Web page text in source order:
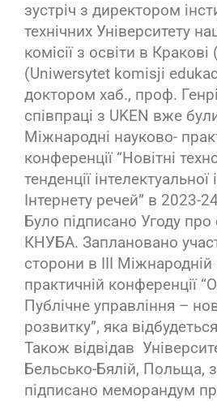
зустріч з директором
технічних Університету
комісії з освіти в
(Uniwersytet komisji
доктором хаб., проф.
співпраці з UKEN вже
Міжнародні науково-
конференції “Новітні
тенденції інтелектуальної
Інтернету речей” в 2023-
Було підписано Угоду
КНУБА. Заплановано
сторони в III Міжнародній
практичній конференції
Публічне управління –
розвитку”, яка
Також відвідав
Бельсько-Бялій, Польща,
підписано меморандум